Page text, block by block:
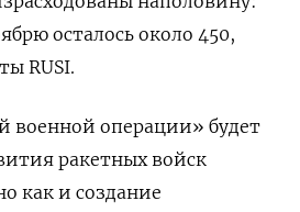
осталось около 450,
RUSI.
военной операции» будет
ракетных войск
как и создание